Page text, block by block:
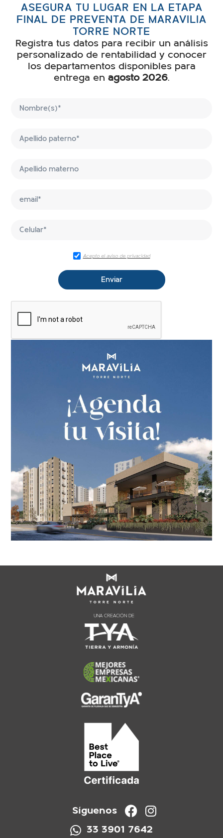
ASEGURA TU LUGAR EN LA ETAPA
FINAL DE PREVENTA DE MARAVILIA
TORRE NORTE
Registra tus datos para recibir un análisis
personalizado de rentabilidad y conocer
los departamentos disponibles para
entrega en agosto 2026.
Acepto el aviso de privacidad
UNA CREACIÓN DE
Síguenos
33 3901 7642